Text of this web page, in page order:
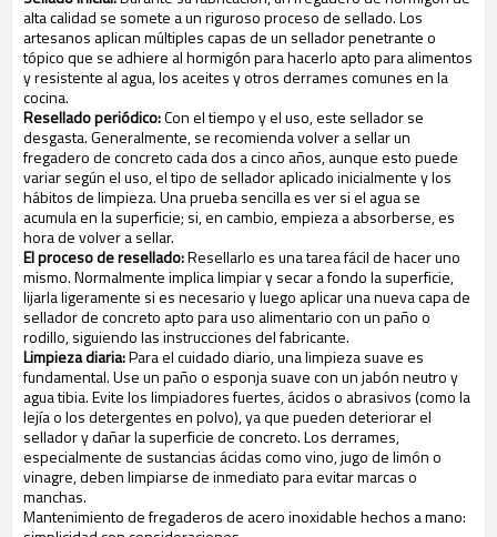
alta calidad se somete a un riguroso proceso de sellado. Los
artesanos aplican múltiples capas de un sellador penetrante o
tópico que se adhiere al hormigón para hacerlo apto para alimentos
y resistente al agua, los aceites y otros derrames comunes en la
cocina.
Resellado periódico:Con el tiempo y el uso, este sellador se
desgasta. Generalmente, se recomienda volver a sellar un
fregadero de concreto cada dos a cinco años, aunque esto puede
variar según el uso, el tipo de sellador aplicado inicialmente y los
hábitos de limpieza. Una prueba sencilla es ver si el agua se
acumula en la superficie; si, en cambio, empieza a absorberse, es
hora de volver a sellar.
El proceso de resellado:Resellarlo es una tarea fácil de hacer uno
mismo. Normalmente implica limpiar y secar a fondo la superficie,
lijarla ligeramente si es necesario y luego aplicar una nueva capa de
sellador de concreto apto para uso alimentario con un paño o
rodillo, siguiendo las instrucciones del fabricante.
Limpieza diaria:Para el cuidado diario, una limpieza suave es
fundamental. Use un paño o esponja suave con un jabón neutro y
agua tibia. Evite los limpiadores fuertes, ácidos o abrasivos (como la
lejía o los detergentes en polvo), ya que pueden deteriorar el
sellador y dañar la superficie de concreto. Los derrames,
especialmente de sustancias ácidas como vino, jugo de limón o
vinagre, deben limpiarse de inmediato para evitar marcas o
manchas.
Mantenimiento de fregaderos de acero inoxidable hechos a mano: